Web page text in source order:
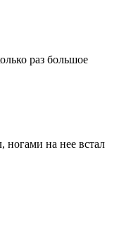
раз большое
ногами на нее встал